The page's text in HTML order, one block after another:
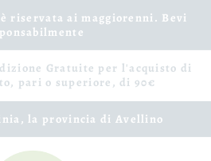
riservata ai maggiorenni. Bevi
Gratuite per l'acquisto di
pari o superiore, di 90€
la provincia di Avellino